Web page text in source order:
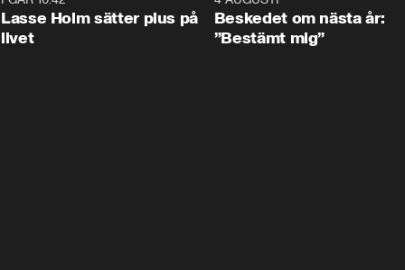
Lasse Holm sätter plus på
livet
Beskedet om nästa år:
”Bestämt mig”